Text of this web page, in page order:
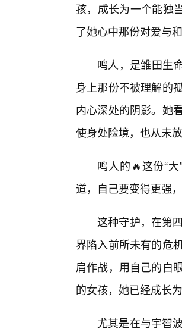
孩，成长为一个能独
了她心中那份对爱与
鸣人，是雏田生
身上那份不被理解的
内心深处的阴影。她
使身处险境，也从未
鸣人的🔥这份“
道，自己要变得更强
这种守护，在第
界陷入前所未有的危
肩作战，用自己的白
的女孩，她已经成长
尤其是在与宇智